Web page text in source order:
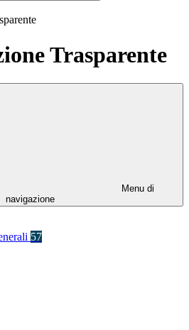
Trasparente
Menu di
navigazione
57